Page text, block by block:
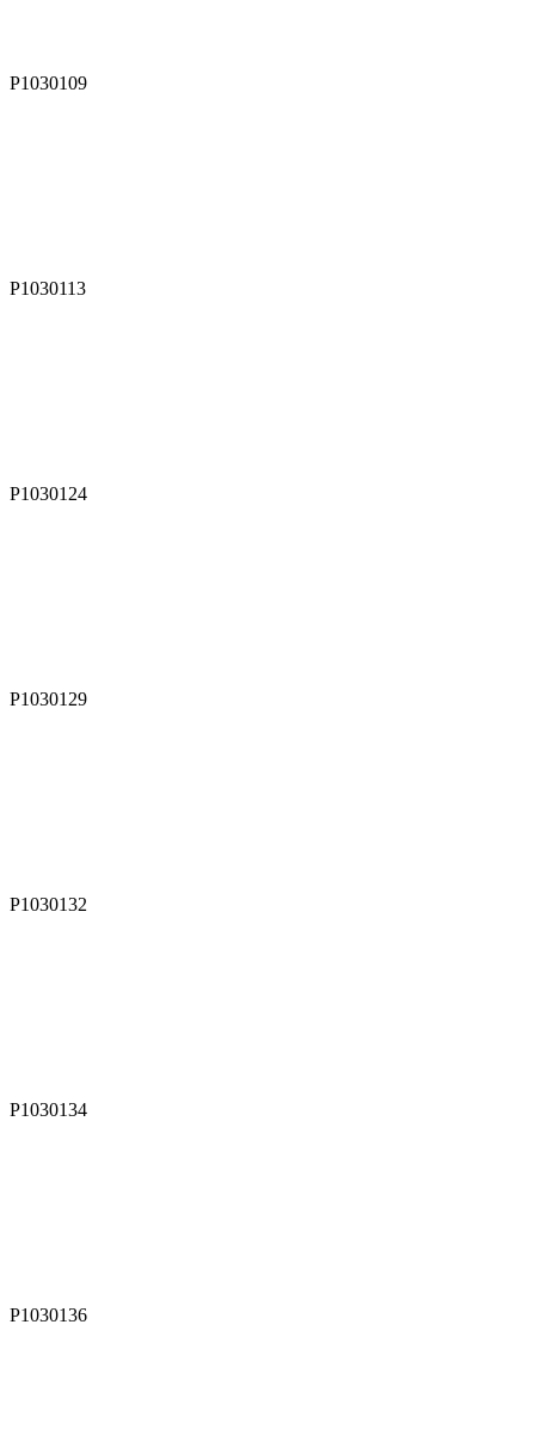
P1030109
P1030113
P1030124
P1030129
P1030132
P1030134
P1030136